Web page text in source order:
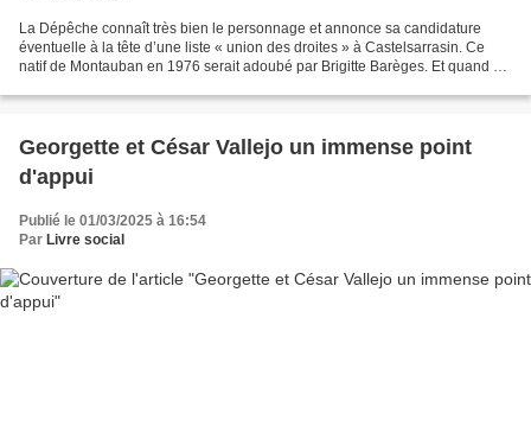
La Dépêche connaît très bien le personnage et annonce sa candidature
éventuelle à la tête d’une liste « union des droites » à Castelsarrasin. Ce
natif de Montauban en 1976 serait adoubé par Brigitte Barèges. Et quand on
Georgette et César Vallejo un immense point
d'appui
Publié le 01/03/2025 à 16:54
Par Livre social